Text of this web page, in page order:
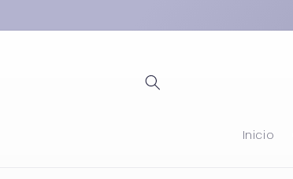
al contenido
Inicio